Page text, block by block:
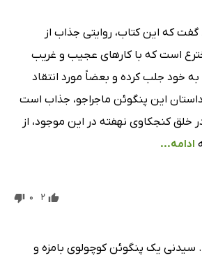
گفت که این کتاب، روایتی جذاب از
است که با کارهای عجیب و غریب
به خود جلب کرده و بعضاً مورد انتقاد
داستان این پنگوئن ماجراجو، جذاب است
خلق کنجکاوی نهفته در این موجود، از
ادامه...
2
0
سیدنی یک پنگوئن کوچولوی بامزه و